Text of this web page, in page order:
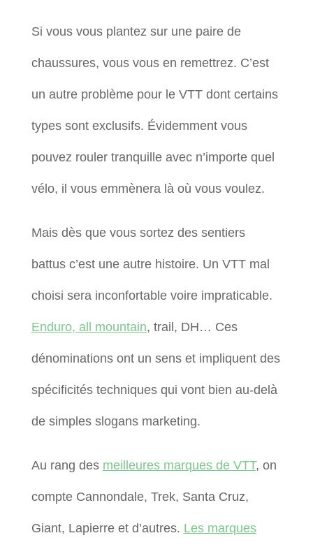
Si vous vous plantez sur une paire de
chaussures, vous vous en remettrez. C’est
un autre problème pour le VTT dont certains
types sont exclusifs. Évidemment vous
pouvez rouler tranquille avec n’importe quel
vélo, il vous emmènera là où vous voulez.
Mais dès que vous sortez des sentiers
battus c’est une autre histoire. Un VTT mal
choisi sera inconfortable voire impraticable.
Enduro, all mountain, trail, DH… Ces
dénominations ont un sens et impliquent des
spécificités techniques qui vont bien au-delà
de simples slogans marketing.
Au rang des meilleures marques de VTT, on
compte Cannondale, Trek, Santa Cruz,
Giant, Lapierre et d’autres. Les marques